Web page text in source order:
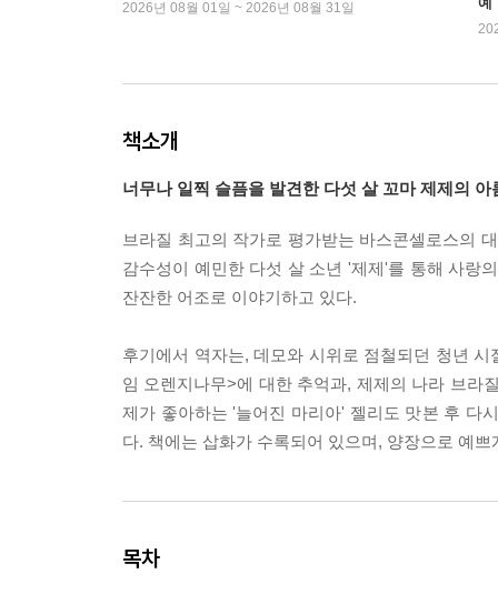
2026년 08월 01일 ~ 2026년 08월 31일
책소개
너무나 일찍 슬픔을 발견한 다섯 살 꼬마 제제의
브라질 최고의 작가로 평가받는 바스콘셀로스의
감수성이 예민한 다섯 살 소년 '제제'를 통해 사랑
잔잔한 어조로 이야기하고 있다.
후기에서 역자는, 데모와 시위로 점철되던 청년
임 오렌지나무>에 대한 추억과, 제제의 나라 브라
제가 좋아하는 '늘어진 마리아' 젤리도 맛본 후 다
다. 책에는 삽화가 수록되어 있으며, 양장으로 예쁘
목차